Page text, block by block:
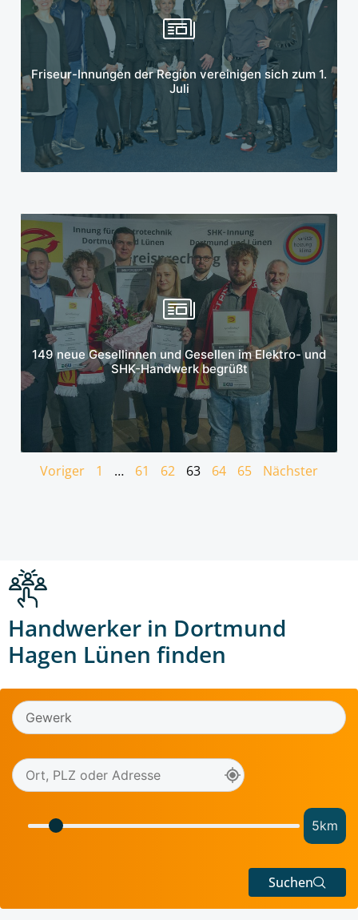
Friseur-Innungen der Region vereinigen sich zum 1.
Juli
Mehr erfahren
149 neue Gesellinnen und Gesellen im Elektro- und
SHK-Handwerk begrüßt
Mehr erfahren
Voriger 1 … 61 62 63 64 65 Nächster
Handwerker in Dortmund
Hagen Lünen finden
5km
Suchen